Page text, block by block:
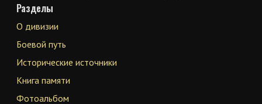
Разделы
О дивизии
Боевой путь
Исторические источники
Книга памяти
Фотоальбом